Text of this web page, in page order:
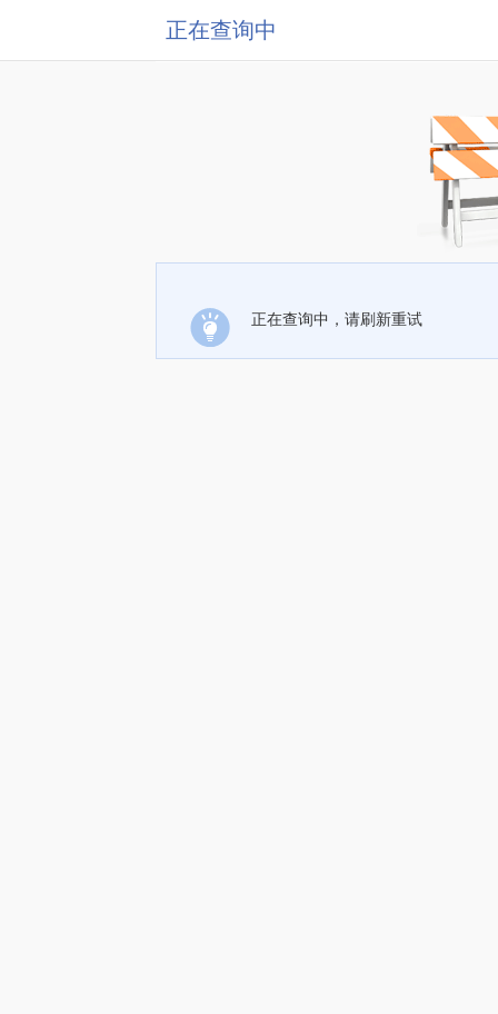
正在查询中
正在查询中，请刷新重试